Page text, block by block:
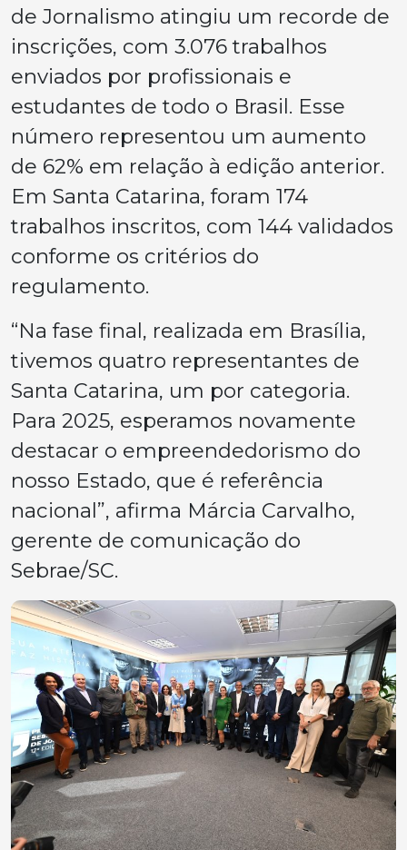
de Jornalismo atingiu um recorde de
inscrições, com 3.076 trabalhos
enviados por profissionais e
estudantes de todo o Brasil. Esse
número representou um aumento
de 62% em relação à edição anterior.
Em Santa Catarina, foram 174
trabalhos inscritos, com 144 validados
conforme os critérios do
regulamento.
“Na fase final, realizada em Brasília,
tivemos quatro representantes de
Santa Catarina, um por categoria.
Para 2025, esperamos novamente
destacar o empreendedorismo do
nosso Estado, que é referência
nacional”, afirma Márcia Carvalho,
gerente de comunicação do
Sebrae/SC.